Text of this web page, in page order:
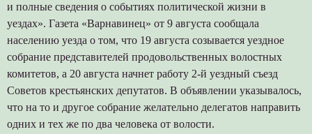
и полные сведения о событиях политической жизни в
уездах». Газета «Варнавинец» от 9 августа сообщала
населению уезда о том, что 19 августа созывается уездное
собрание представителей продовольственных волостных
комитетов, а 20 августа начнет работу 2-й уездный съезд
Советов крестьянских депутатов. В объявлении указывалось,
что на то и другое собрание желательно делегатов направить
одних и тех же по два человека от волости.